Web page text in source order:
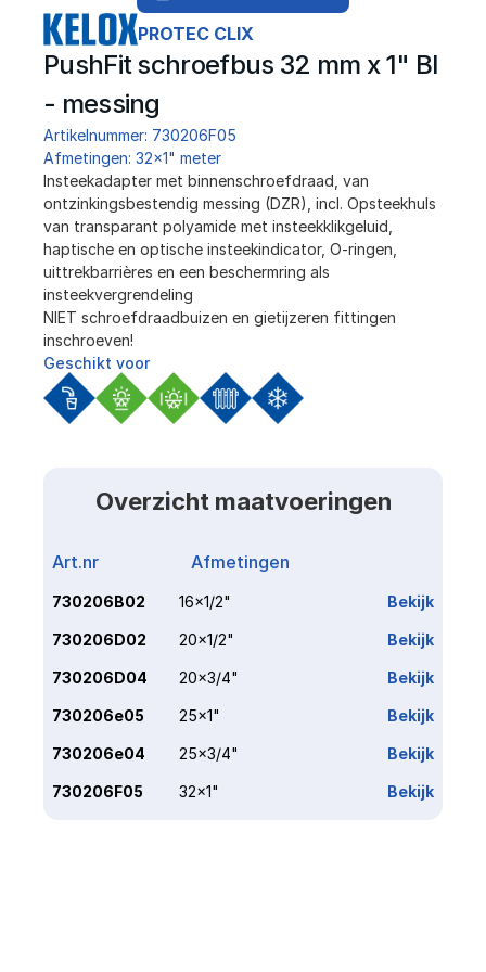
PROTEC CLIX
PushFit schroefbus 32 mm x 1" BI
- messing
Artikelnummer: 730206F05
Afmetingen: 32x1" meter
Insteekadapter met binnenschroefdraad, van
ontzinkingsbestendig messing (DZR), incl. Opsteekhuls
van transparant polyamide met insteekklikgeluid,
haptische en optische insteekindicator, O-ringen,
uittrekbarrières en een beschermring als
insteekvergrendeling
NIET schroefdraadbuizen en gietijzeren fittingen
inschroeven!
Geschikt voor
Overzicht maatvoeringen
Art.nr Afmetingen
730206B02 16x1/2" Bekijk
730206D02 20x1/2" Bekijk
730206D04 20x3/4" Bekijk
730206e05 25x1" Bekijk
730206e04 25x3/4" Bekijk
730206F05 32x1" Bekijk